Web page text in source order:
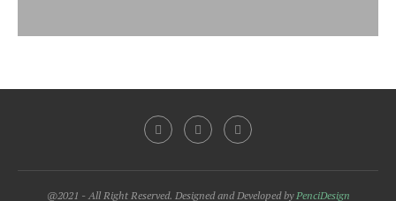
@2021 - All Right Reserved. Designed and Developed byPenciDesign